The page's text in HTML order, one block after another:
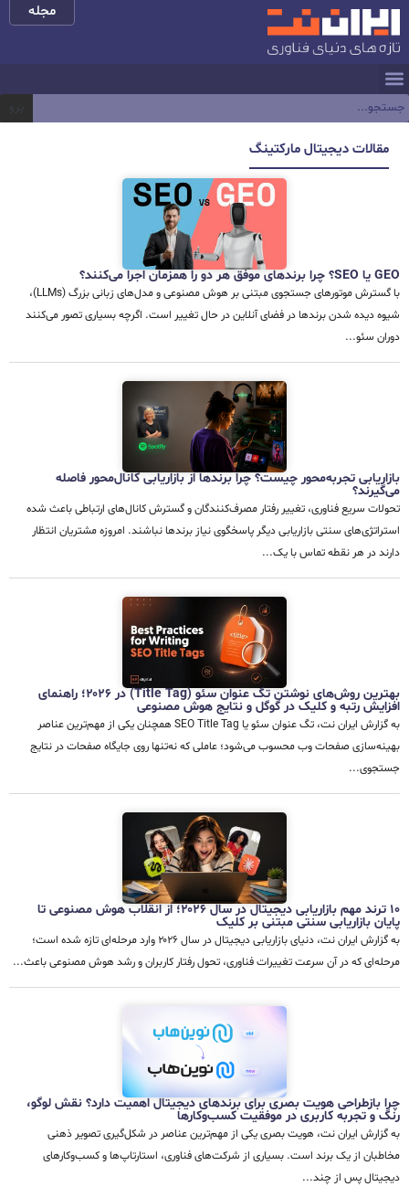
مجله
مقالات دیجیتال مارکتینگ
GEO یا SEO؟ چرا برندهای موفق هر دو را همزمان اجرا می‌کنند؟
با گسترش موتورهای جستجوی مبتنی بر هوش مصنوعی و مدل‌های زبانی بزرگ (LLMs)،
شیوه دیده شدن برندها در فضای آنلاین در حال تغییر است. اگرچه بسیاری تصور می‌کنند
دوران سئو...
بازاریابی تجربه‌محور چیست؟ چرا برندها از بازاریابی کانال‌محور فاصله
می‌گیرند؟
تحولات سریع فناوری، تغییر رفتار مصرف‌کنندگان و گسترش کانال‌های ارتباطی باعث شده
استراتژی‌های سنتی بازاریابی دیگر پاسخگوی نیاز برندها نباشند. امروزه مشتریان انتظار
دارند در هر نقطه تماس با یک...
بهترین روش‌های نوشتن تگ عنوان سئو (Title Tag) در ۲۰۲۶؛ راهنمای
افزایش رتبه و کلیک در گوگل و نتایج هوش مصنوعی
به گزارش ایران نت، تگ عنوان سئو یا SEO Title Tag همچنان یکی از مهم‌ترین عناصر
بهینه‌سازی صفحات وب محسوب می‌شود؛ عاملی که نه‌تنها روی جایگاه صفحات در نتایج
جستجوی...
۱۰ ترند مهم بازاریابی دیجیتال در سال ۲۰۲۶؛ از انقلاب هوش مصنوعی تا
پایان بازاریابی سنتی مبتنی بر کلیک
به گزارش ایران نت، دنیای بازاریابی دیجیتال در سال ۲۰۲۶ وارد مرحله‌ای تازه شده است؛
مرحله‌ای که در آن سرعت تغییرات فناوری، تحول رفتار کاربران و رشد هوش مصنوعی باعث...
چرا بازطراحی هویت بصری برای برندهای دیجیتال اهمیت دارد؟ نقش لوگو،
رنگ و تجربه کاربری در موفقیت کسب‌وکارها
به گزارش ایران نت، هویت بصری یکی از مهم‌ترین عناصر در شکل‌گیری تصویر ذهنی
مخاطبان از یک برند است. بسیاری از شرکت‌های فناوری، استارتاپ‌ها و کسب‌وکارهای
دیجیتال پس از چند...